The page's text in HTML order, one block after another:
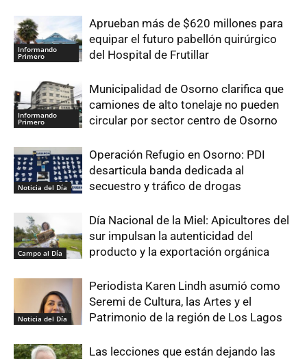
Informando
Primero
Aprueban más de $620 millones para
equipar el futuro pabellón quirúrgico
del Hospital de Frutillar
Informando
Primero
Municipalidad de Osorno clarifica que
camiones de alto tonelaje no pueden
circular por sector centro de Osorno
Noticia del Día
Operación Refugio en Osorno: PDI
desarticula banda dedicada al
secuestro y tráfico de drogas
Campo al Día
Día Nacional de la Miel: Apicultores del
sur impulsan la autenticidad del
producto y la exportación orgánica
Noticia del Día
Periodista Karen Lindh asumió como
Seremi de Cultura, las Artes y el
Patrimonio de la región de Los Lagos
Las lecciones que están dejando las